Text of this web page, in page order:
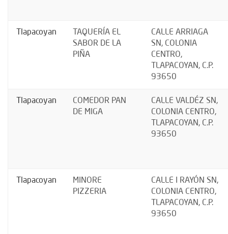
Tlapacoyan
TAQUERÍA EL
SABOR DE LA
PIÑA
CALLE ARRIAGA
SN, COLONIA
CENTRO,
TLAPACOYAN, C.P.
93650
Tlapacoyan
COMEDOR PAN
DE MIGA
CALLE VALDÉZ SN,
COLONIA CENTRO,
TLAPACOYAN, C.P.
93650
Tlapacoyan
MINORE
PIZZERIA
CALLE I RAYÓN SN,
COLONIA CENTRO,
TLAPACOYAN, C.P.
93650